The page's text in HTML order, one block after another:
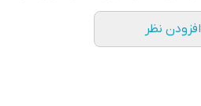
افزودن نظر